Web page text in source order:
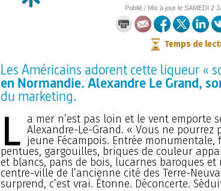
Publié / Mis à jour le SAMEDI 2
Temps de
Les Américains adorent cette liqueur «
en Normandie. Alexandre Le Grand,
du marketing.
L a mer n’est pas loin et le vent emporte
Alexandre-Le-Grand. « Vous ne
jeune Fécampois. Entrée monumentale,
pentues, gargouilles, briques de couleur
et blancs, pans de bois, lucarnes baroques
centre-ville de l’ancienne cité des Terre-
surprend, c’est vrai. Étonne. Déconcerte.